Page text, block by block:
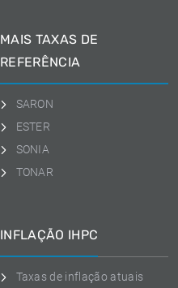
MAIS TAXAS DE
REFERÊNCIA
SARON
ESTER
SONIA
TONAR
INFLAÇÃO IHPC
Taxas de inflação atuais